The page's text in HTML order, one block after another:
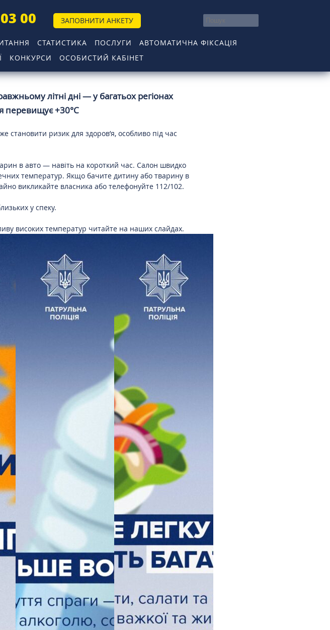
00 ЗАПОВНИТИ АНКЕТУ
СТАТИСТИКА ПОСЛУГИ
АВТОМАТИЧНА ФІКСАЦІЯ
КОНКУРСИ ОСОБИСТИЙ КАБІНЕТ
літні дні — у багатьох регіонах
перевищує +30°C
становити ризик для здоров’я, особливо під час
в авто — навіть на короткий час. Салон швидко
температур. Якщо бачите дитину або тварину в
викликайте власника або телефонуйте 112/102.
у спеку.
високих температур читайте на наших слайдах.